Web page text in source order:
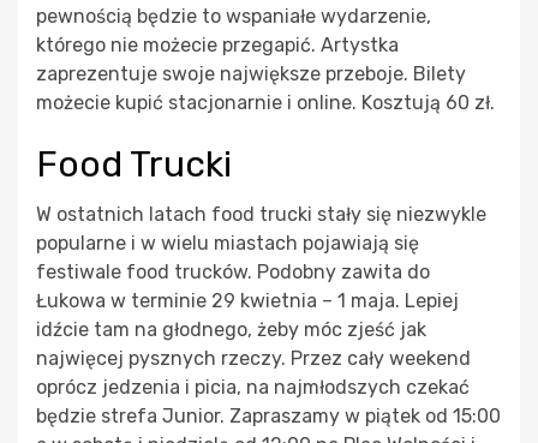
pewnością będzie to wspaniałe wydarzenie,
którego nie możecie przegapić. Artystka
zaprezentuje swoje największe przeboje. Bilety
możecie kupić stacjonarnie i online. Kosztują 60 zł.
Food Trucki
W ostatnich latach food trucki stały się niezwykle
popularne i w wielu miastach pojawiają się
festiwale food trucków. Podobny zawita do
Łukowa w terminie 29 kwietnia – 1 maja. Lepiej
idźcie tam na głodnego, żeby móc zjeść jak
najwięcej pysznych rzeczy. Przez cały weekend
oprócz jedzenia i picia, na najmłodszych czekać
będzie strefa Junior. Zapraszamy w piątek od 15:00